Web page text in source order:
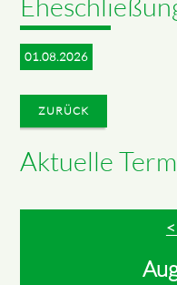
01.08.2026
ZURÜCK
Aktuelle